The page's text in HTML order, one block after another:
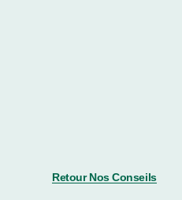
Retour Nos Conseils